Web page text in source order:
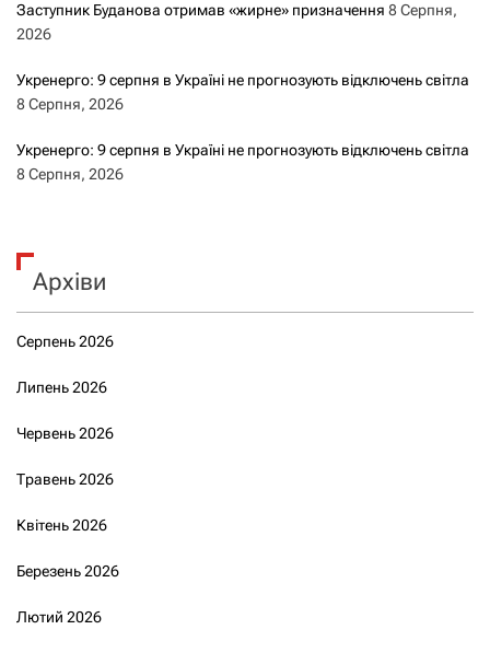
Заступник Буданова отримав «жирне» призначення 8 Серпня,
2026
Укренерго: 9 серпня в Україні не прогнозують відключень світла
8 Серпня, 2026
Укренерго: 9 серпня в Україні не прогнозують відключень світла
8 Серпня, 2026
Архіви
Серпень 2026
Липень 2026
Червень 2026
Травень 2026
Квітень 2026
Березень 2026
Лютий 2026